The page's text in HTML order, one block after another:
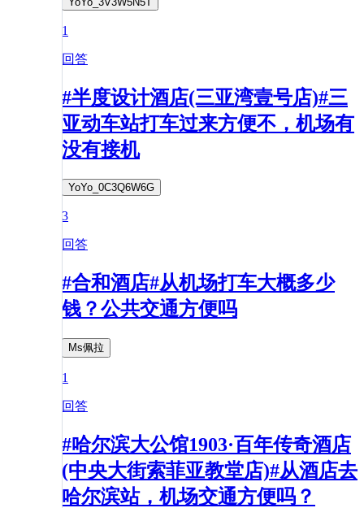
1
回答
#半度设计酒店(三亚湾壹号店)#三
亚动车站打车过来方便不，机场有
没有接机
YoYo_0C3Q6W6G
3
回答
#合和酒店#从机场打车大概多少
钱？公共交通方便吗
Ms佩拉
1
回答
#哈尔滨大公馆1903·百年传奇酒店
(中央大街索菲亚教堂店)#从酒店去
哈尔滨站，机场交通方便吗？